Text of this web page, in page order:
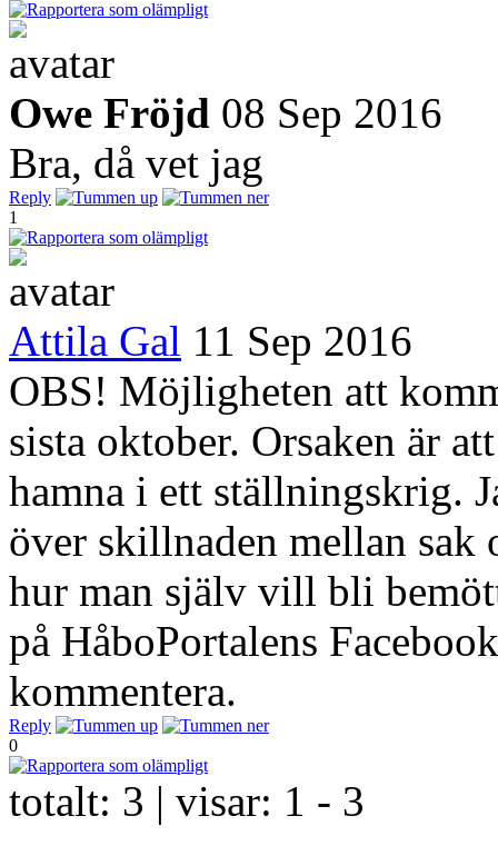
Owe Fröjd 08 Sep 2016
Bra, då vet jag
Reply
1
Attila Gal 11 Sep 2016
OBS! Möjligheten att
sista oktober. Orsaken är
hamna i ett ställningskrig.
över skillnaden mellan sak
hur man själv vill bli
på HåboPortalens
kommentera.
Reply
0
totalt: 3 | visar: 1 - 3